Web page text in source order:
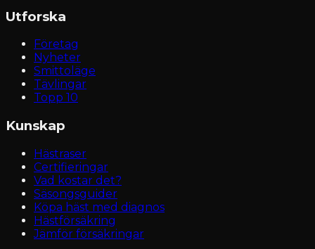
Utforska
Företag
Nyheter
Smittoläge
Tävlingar
Topp 10
Kunskap
Hästraser
Certifieringar
Vad kostar det?
Säsongsguider
Köpa häst med diagnos
Hästförsäkring
Jämför försäkringar